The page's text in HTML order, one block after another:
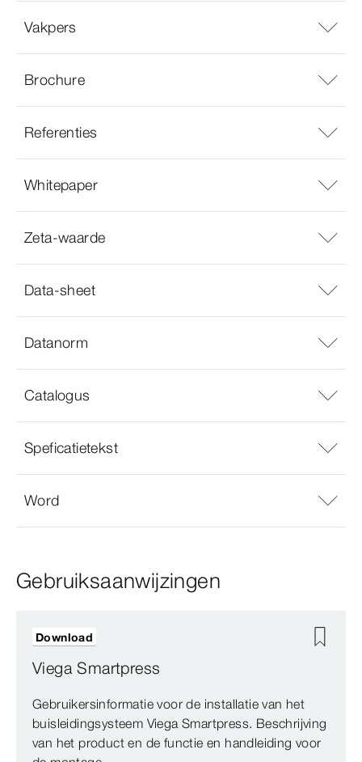
Vakpers
Brochure
Referenties
Whitepaper
Zeta-waarde
Data-sheet
Datanorm
Catalogus
Speficatietekst
Word
Gebruiksaanwijzingen
Viega Smartpress
Gebruikersinformatie voor de installatie van het
buisleidingsysteem Viega Smartpress. Beschrijving
van het product en de functie en handleiding voor
Download